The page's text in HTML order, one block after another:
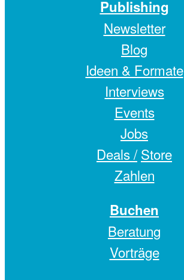
Publishing
Newsletter
Blog
Ideen & Formate
Interviews
Events
Jobs
Deals / Store
Zahlen
Buchen
Beratung
Vorträge